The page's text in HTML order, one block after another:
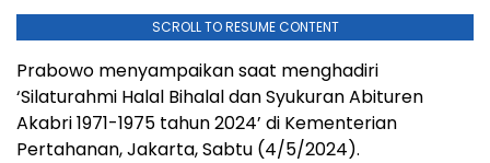
SCROLL TO RESUME CONTENT
Prabowo menyampaikan saat menghadiri
‘Silaturahmi Halal Bihalal dan Syukuran Abituren
Akabri 1971-1975 tahun 2024’ di Kementerian
Pertahanan, Jakarta, Sabtu (4/5/2024).